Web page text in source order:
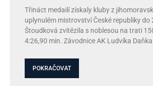
Třináct medailí získaly kluby z
uplynulém mistrovství České republiky do
Štoudková zvítězila s noblesou na trati
4:26,90 min. Závodnice AK Ludvíka
POKRAČOVAT